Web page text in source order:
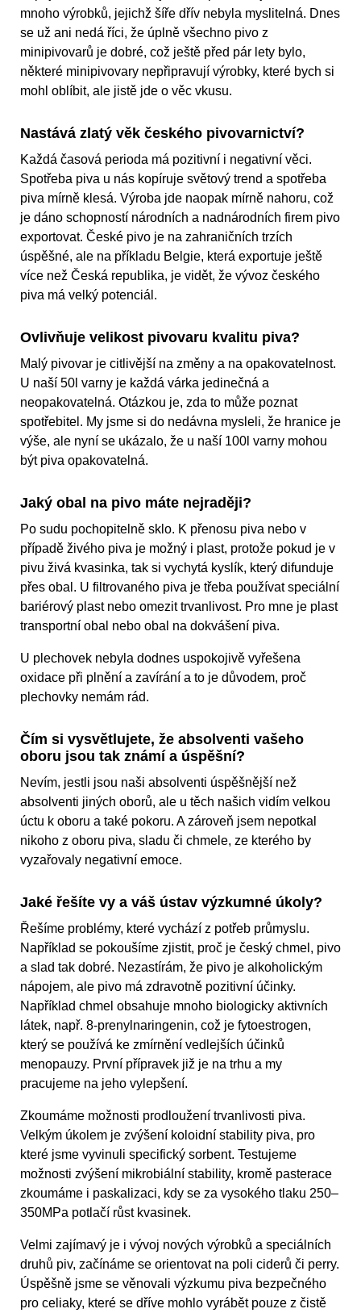
mnoho výrobků, jejichž šíře dřív nebyla myslitelná. Dnes
se už ani nedá říci, že úplně všechno pivo z
minipivovarů je dobré, což ještě před pár lety bylo,
některé minipivovary nepřipravují výrobky, které bych si
mohl oblíbit, ale jistě jde o věc vkusu.
Nastává zlatý věk českého pivovarnictví?
Každá časová perioda má pozitivní i negativní věci.
Spotřeba piva u nás kopíruje světový trend a spotřeba
piva mírně klesá. Výroba jde naopak mírně nahoru, což
je dáno schopností národních a nadnárodních firem pivo
exportovat. České pivo je na zahraničních trzích
úspěšné, ale na příkladu Belgie, která exportuje ještě
více než Česká republika, je vidět, že vývoz českého
piva má velký potenciál.
Ovlivňuje velikost pivovaru kvalitu piva?
Malý pivovar je citlivější na změny a na opakovatelnost.
U naší 50l varny je každá várka jedinečná a
neopakovatelná. Otázkou je, zda to může poznat
spotřebitel. My jsme si do nedávna mysleli, že hranice je
výše, ale nyní se ukázalo, že u naší 100l varny mohou
být piva opakovatelná.
Jaký obal na pivo máte nejraději?
Po sudu pochopitelně sklo. K přenosu piva nebo v
případě živého piva je možný i plast, protože pokud je v
pivu živá kvasinka, tak si vychytá kyslík, který difunduje
přes obal. U filtrovaného piva je třeba používat speciální
bariérový plast nebo omezit trvanlivost. Pro mne je plast
transportní obal nebo obal na dokvášení piva.
U plechovek nebyla dodnes uspokojivě vyřešena
oxidace při plnění a zavírání a to je důvodem, proč
plechovky nemám rád.
Čím si vysvětlujete, že absolventi vašeho
oboru jsou tak známí a úspěšní?
Nevím, jestli jsou naši absolventi úspěšnější než
absolventi jiných oborů, ale u těch našich vidím velkou
úctu k oboru a také pokoru. A zároveň jsem nepotkal
nikoho z oboru piva, sladu či chmele, ze kterého by
vyzařovaly negativní emoce.
Jaké řešíte vy a váš ústav výzkumné úkoly?
Řešíme problémy, které vychází z potřeb průmyslu.
Například se pokoušíme zjistit, proč je český chmel, pivo
a slad tak dobré. Nezastírám, že pivo je alkoholickým
nápojem, ale pivo má zdravotně pozitivní účinky.
Například chmel obsahuje mnoho biologicky aktivních
látek, např. 8-prenylnaringenin, což je fytoestrogen,
který se používá ke zmírnění vedlejších účinků
menopauzy. První přípravek již je na trhu a my
pracujeme na jeho vylepšení.
Zkoumáme možnosti prodloužení trvanlivosti piva.
Velkým úkolem je zvýšení koloidní stability piva, pro
které jsme vyvinuli specifický sorbent. Testujeme
možnosti zvýšení mikrobiální stability, kromě pasterace
zkoumáme i paskalizaci, kdy se za vysokého tlaku 250–
350MPa potlačí růst kvasinek.
Velmi zajímavý je i vývoj nových výrobků a speciálních
druhů piv, začínáme se orientovat na poli ciderů či perry.
Úspěšně jsme se věnovali výzkumu piva bezpečného
pro celiaky, které se dříve mohlo vyrábět pouze z čistě